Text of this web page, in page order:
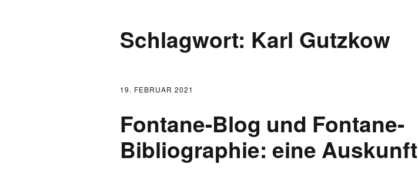
FONTANE UND SCHULE
Schlagwort: Karl Gutzkow
19. FEBRUAR 2021
Fontane-Blog und Fontane-
Bibliographie: eine Auskunft